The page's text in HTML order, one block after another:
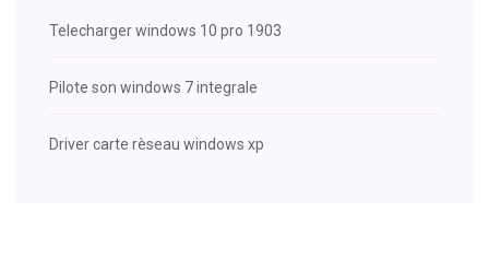
Telecharger windows 10 pro 1903
Pilote son windows 7 integrale
Driver carte rèseau windows xp